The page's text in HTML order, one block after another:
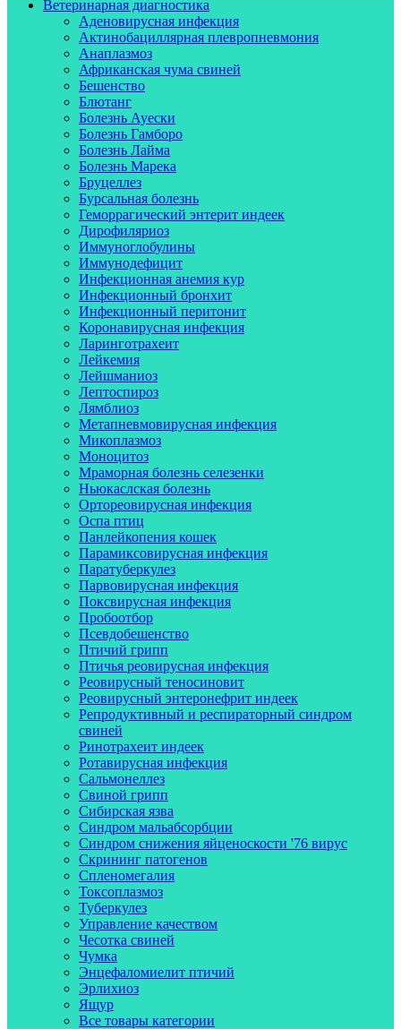
Ветеринарная диагностика
Аденовирусная инфекция
Актинобациллярная плевропневмония
Анаплазмоз
Африканская чума свиней
Бешенство
Блютанг
Болезнь Ауески
Болезнь Гамборо
Болезнь Лайма
Болезнь Марека
Бруцеллез
Бурсальная болезнь
Геморрагический энтерит индеек
Дирофиляриоз
Иммуноглобулины
Иммунодефицит
Инфекционная анемия кур
Инфекционный бронхит
Инфекционный перитонит
Коронавирусная инфекция
Ларинготрахеит
Лейкемия
Лейшманиоз
Лептоспироз
Лямблиоз
Метапневмовирусная инфекция
Микоплазмоз
Моноцитоз
Мраморная болезнь селезенки
Ньюкаслская болезнь
Ортореовирусная инфекция
Оспа птиц
Панлейкопения кошек
Парамиксовирусная инфекция
Паратуберкулез
Парвовирусная инфекция
Поксвирусная инфекция
Пробоотбор
Псевдобешенство
Птичий грипп
Птичья реовирусная инфекция
Реовирусный теносиновит
Реовирусный энтеронефрит индеек
Репродуктивный и респираторный синдром
свиней
Ринотрахеит индеек
Ротавирусная инфекция
Сальмонеллез
Свиной грипп
Сибирская язва
Синдром мальабсорбции
Синдром снижения яйценоскости '76 вирус
Скрининг патогенов
Спленомегалия
Токсоплазмоз
Туберкулез
Управление качеством
Чесотка свиней
Чумка
Энцефаломиелит птичий
Эрлихиоз
Ящур
Все товары категории